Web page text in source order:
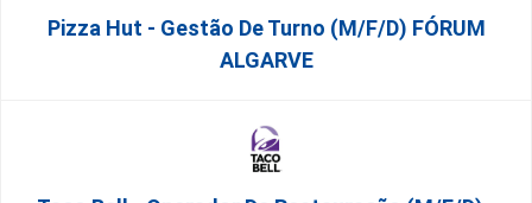
Pizza Hut - Gestão De Turno (m/f/d) FÓRUM
ALGARVE